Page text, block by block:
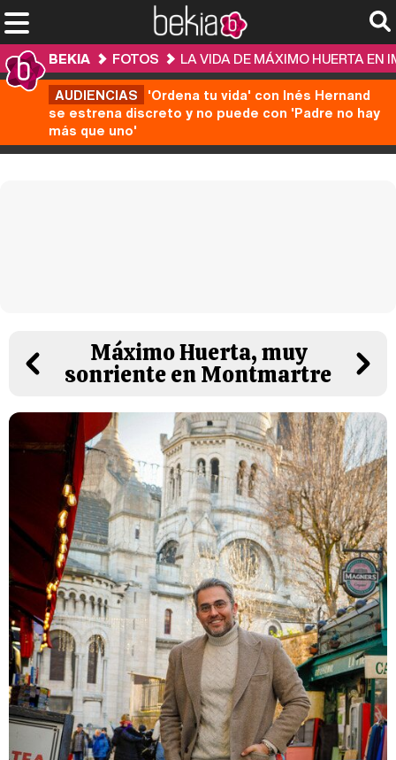
BEKIA FOTOS
LA VIDA DE MÁXIMO HUERTA EN
AUDIENCIAS 'Ordena tu vida' con Inés Hernand
se estrena discreto y no puede con 'Padre no hay
más que uno'
Máximo Huerta, muy
sonriente en Montmartre